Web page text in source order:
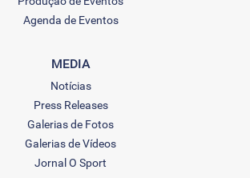
Agenda de Eventos
MEDIA
Notícias
Press Releases
Galerias de Fotos
Galerias de Vídeos
Jornal O Sport